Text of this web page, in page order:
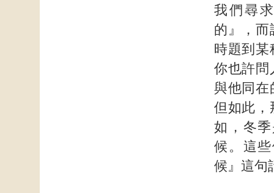
我們尋
的』，而
時題到某
你也許問
與他同在
但如此，
如，冬
候。這
候』這句